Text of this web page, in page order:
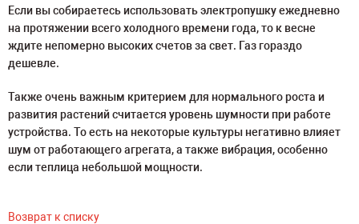
Если вы собираетесь использовать электропушку ежедневно
на протяжении всего холодного времени года, то к весне
ждите непомерно высоких счетов за свет. Газ гораздо
дешевле.
Также очень важным критерием для нормального роста и
развития растений считается уровень шумности при работе
устройства. То есть на некоторые культуры негативно влияет
шум от работающего агрегата, а также вибрация, особенно
если теплица небольшой мощности.
Возврат к списку